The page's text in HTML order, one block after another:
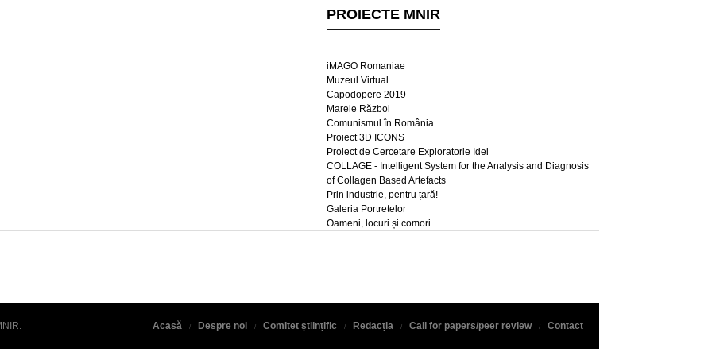
PROIECTE MNIR
iMAGO Romaniae
Muzeul Virtual
Capodopere 2019
Marele Război
Comunismul în România
Proiect 3D ICONS
Proiect de Cercetare Exploratorie Idei
COLLAGE - Intelligent System for the Analysis and Diagnosis
of Collagen Based Artefacts
Prin industrie, pentru țară!
Galeria Portretelor
Oameni, locuri și comori
. Acasă Despre noi Comitet științific Redacția Call for papers/peer review Contact